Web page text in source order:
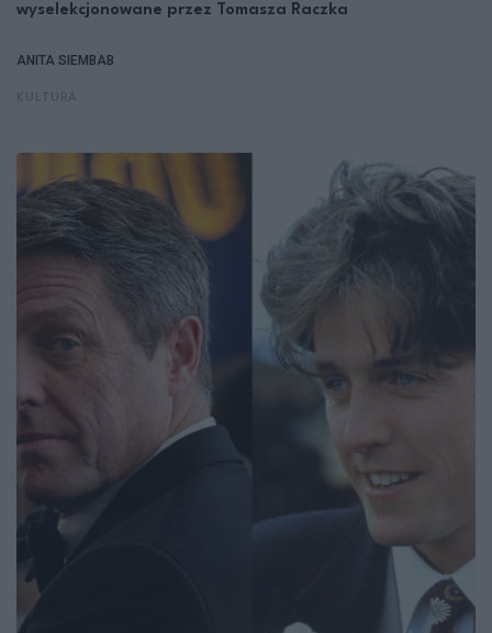
wyselekcjonowane przez Tomasza Raczka
ANITA SIEMBAB